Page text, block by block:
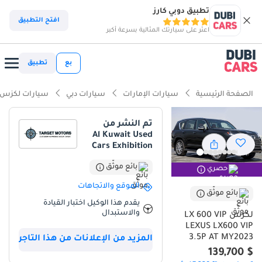
تطبيق دوبي كارز
اعثر على سيارتك المثالية بسرعة أكبر
افتح التطبيق
بع تطبيق
الصفحة الرئيسية سيارات الإمارات سيارات دبي سيارات لكزس
حصري
بائع موثّق
لكزس LX 600 VIP
LEXUS LX600 VIP
3.5P AT MY2023
$ 139,700
تم النشر من
Al Kuwait Used
Cars Exhibition
بائع موثّق
الموقع والاتجاهات
يقدم هذا الوكيل اختبار القيادة
والاستبدال
المزيد من الإعلانات من هذا التاجر
ذكاء دوبي كارز
ذكاء دوبيكارز
قدرات حقيقية للطرق الوعرة
أدنى معدل استهلاك للقيمة في فئته
نظام ADAS الأكثر تقدماً بشكل قياسي
ملخص
تعتبر Lexus LX600 موديل 2023 بفئة VIP القمة المطلقة في عالم سيارات
الدفع الرباعي الفاخرة التي تجمع بين الهيبة والاعتمادية التي لا تضاهى في
منطقة الخليج. بفضل محركها سداسي الأسطوانات سعة 3.5 لتر بشاحن
توربيني مزدوج، توفر هذه السيارة توازناً مثالياً بين القوة الجبارة وكفاءة